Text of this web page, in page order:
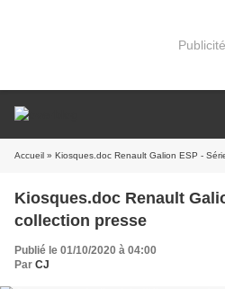
Publicité
Accueil » Kiosques.doc Renault Galion ESP -
Kiosques.doc Renault
collection presse
Publié le 01/10/2020 à 04:00
Par CJ